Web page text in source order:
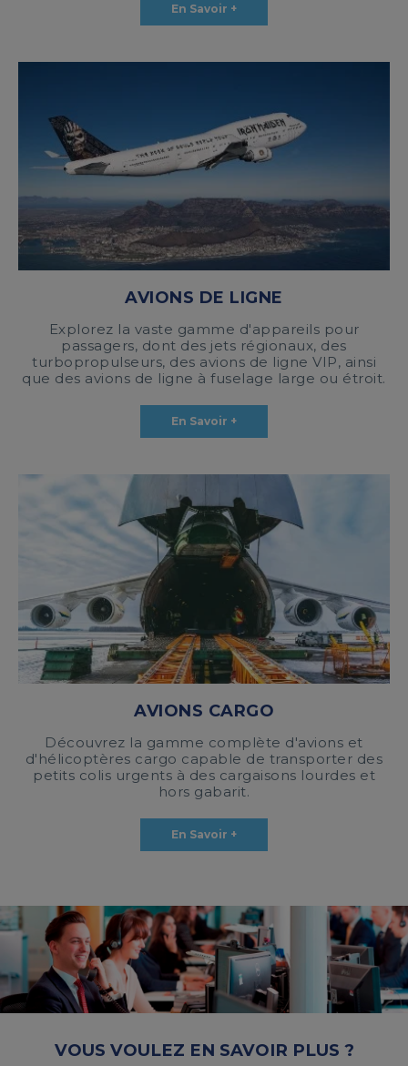
En Savoir +
AVIONS DE LIGNE
Explorez la vaste gamme d'appareils pour
passagers, dont des jets régionaux, des
turbopropulseurs, des avions de ligne VIP, ainsi
que des avions de ligne à fuselage large ou étroit.
En Savoir +
AVIONS CARGO
Découvrez la gamme complète d'avions et
d'hélicoptères cargo capable de transporter des
petits colis urgents à des cargaisons lourdes et
hors gabarit.
En Savoir +
VOUS VOULEZ EN SAVOIR PLUS ?